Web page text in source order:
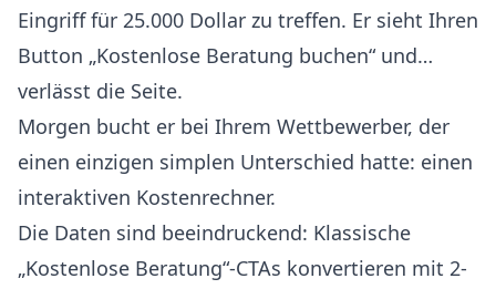
Eingriff für 25.000 Dollar zu treffen. Er sieht Ihren
Button „Kostenlose Beratung buchen“ und…
verlässt die Seite.
Morgen bucht er bei Ihrem Wettbewerber, der
einen einzigen simplen Unterschied hatte: einen
interaktiven Kostenrechner.
Die Daten sind beeindruckend: Klassische
„Kostenlose Beratung“-CTAs konvertieren mit 2-